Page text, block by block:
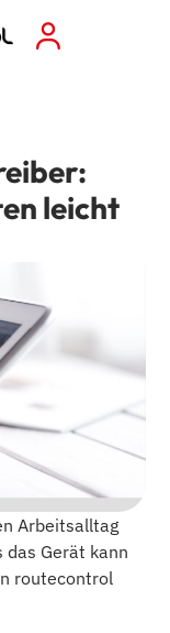
leicht
Arbeitsalltag
das Gerät kann
routecontrol